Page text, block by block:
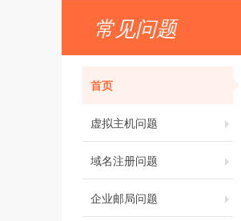
常见问题
首页
虚拟主机问题
域名注册问题
企业邮局问题